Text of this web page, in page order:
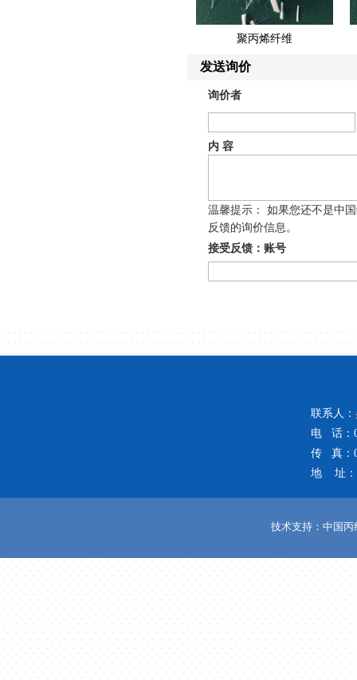
聚丙烯纤维
发送询价
询价者
内 容
温馨提示： 如果您还不是中
反馈的询价信息。
接受反馈：账号